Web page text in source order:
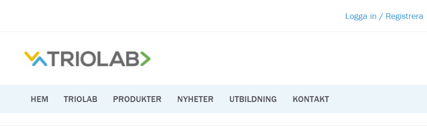
Logga in / Registrera
HEM TRIOLAB PRODUKTER NYHETER UTBILDNING KONTAKT